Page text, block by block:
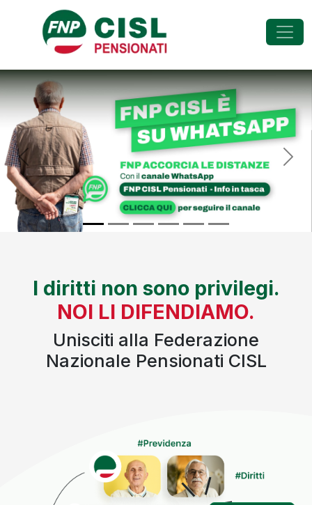
FNP - Federazione
Previous Next
I diritti non sono privilegi.
NOI LI DIFENDIAMO.
Unisciti alla Federazione
Nazionale Pensionati CISL